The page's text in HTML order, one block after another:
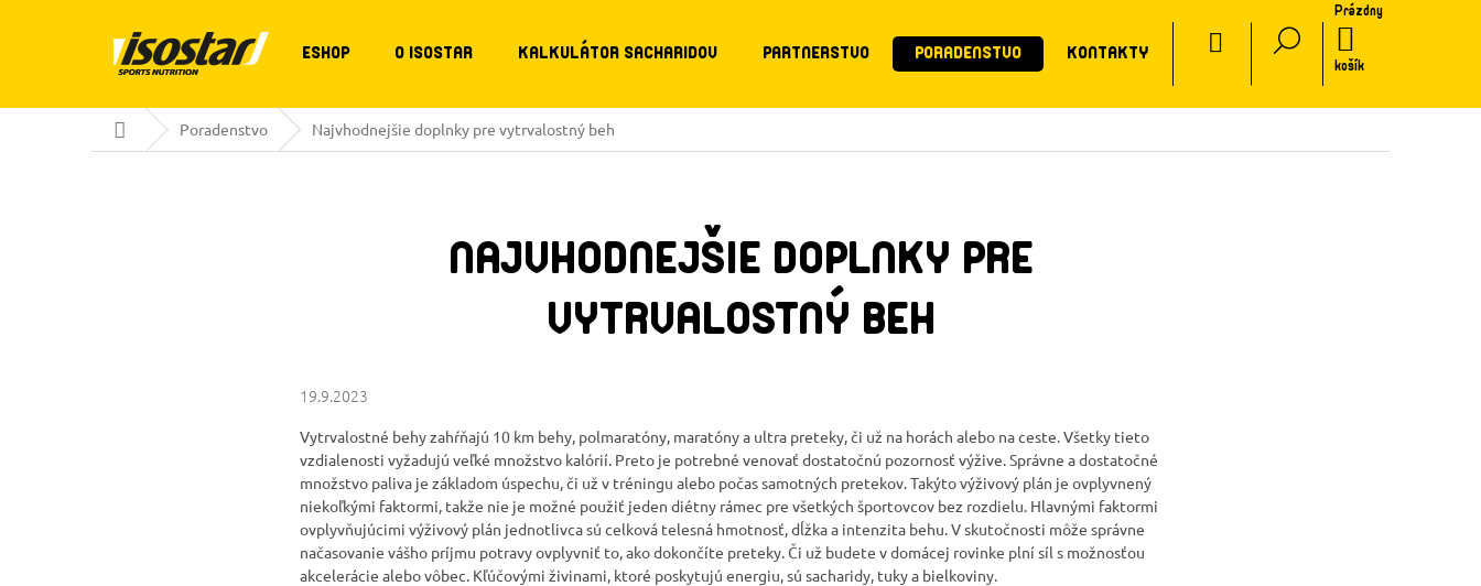
ESHOP O ISOSTAR KALKULÁTOR SACHARIDOV PARTNERSTVO PORADENSTVO KONTAKTY
Prázdny
košík
DomovPoradenstvo Najvhodnejšie doplnky pre vytrvalostný beh
NAJVHODNEJŠIE DOPLNKY PRE
VYTRVALOSTNÝ BEH
19.9.2023
Vytrvalostné behy zahŕňajú 10 km behy, polmaratóny, maratóny a ultra preteky, či už na horách alebo na ceste. Všetky tieto
vzdialenosti vyžadujú veľké množstvo kalórií. Preto je potrebné venovať dostatočnú pozornosť výžive. Správne a dostatočné
množstvo paliva je základom úspechu, či už v tréningu alebo počas samotných pretekov. Takýto výživový plán je ovplyvnený
niekoľkými faktormi, takže nie je možné použiť jeden diétny rámec pre všetkých športovcov bez rozdielu. Hlavnými faktormi
ovplyvňujúcimi výživový plán jednotlivca sú celková telesná hmotnosť, dĺžka a intenzita behu. V skutočnosti môže správne
načasovanie vášho príjmu potravy ovplyvniť to, ako dokončíte preteky. Či už budete v domácej rovinke plní síl s možnosťou
akcelerácie alebo vôbec. Kľúčovými živinami, ktoré poskytujú energiu, sú sacharidy, tuky a bielkoviny.